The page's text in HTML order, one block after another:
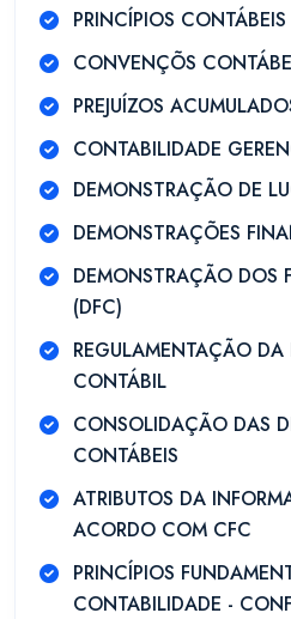
PRINCÍPIOS CONTÁBEIS
CONVENÇÕS
PREJUÍZOS
CONTABILIDADE
DEMONSTRAÇÃO DE
DEMONSTRAÇÕES
DEMONSTRAÇÃO DOS
(DFC)
REGULAMENTAÇÃO
CONTÁBIL
CONSOLIDAÇÃO DAS
CONTÁBEIS
ATRIBUTOS DA
ACORDO COM CFC
PRINCÍPIOS
CONTABILIDADE -